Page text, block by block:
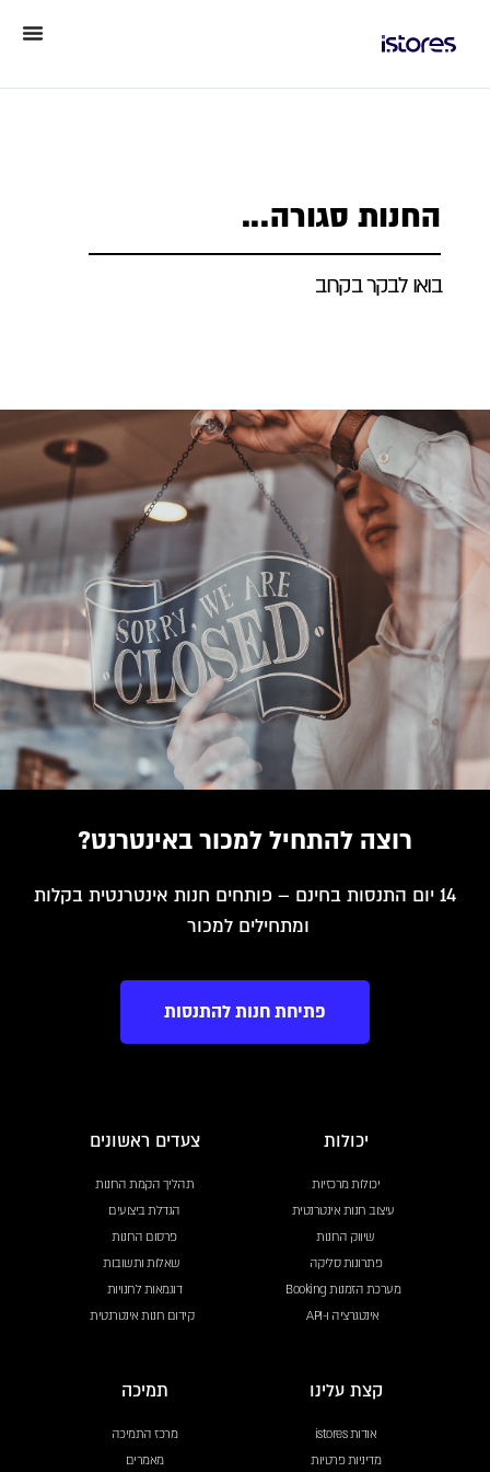
החנות סגורה...
בואו לבקר בקרוב
רוצה להתחיל למכור באינטרנט?
14 יום התנסות בחינם – פותחים חנות אינטרנטית בקלות
ומתחילים למכור
פתיחת חנות להתנסות
יכולות
יכולות מרכזיות
עיצוב חנות אינטרנטית
שיווק החנות
פתרונות סליקה
מערכת הזמנות Booking
אינטגרציה ו-API
צעדים ראשונים
תהליך הקמת החנות
הגדלת ביצועים
פרסום החנות
שאלות ותשובות
דוגמאות לחנויות
קידום חנות אינטרנטית
קצת עלינו
אודות istores
מדיניות פרטיות
תמיכה
מרכז התמיכה
מאמרים